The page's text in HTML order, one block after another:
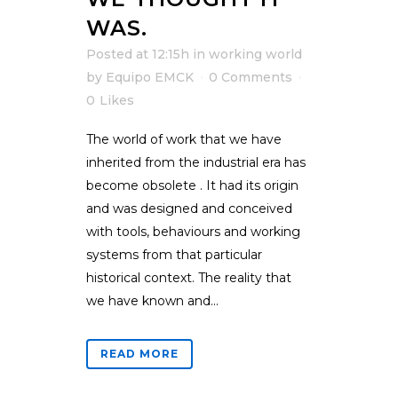
WAS.
Posted at 12:15h in working world
by Equipo EMCK
0 Comments
0 Likes
The world of work that we have
inherited from the industrial era has
become obsolete . It had its origin
and was designed and conceived
with tools, behaviours and working
systems from that particular
historical context. The reality that
we have known and...
READ MORE